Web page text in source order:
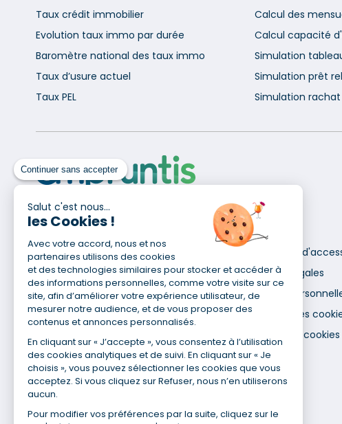
Continuer sans accepter
Salut c'est nous...
les Cookies !
Avec votre accord, nous et nos
partenaires utilisons des cookies
et des technologies similaires pour stocker et accéder à
des informations personnelles, comme votre visite sur ce
site, afin d’améliorer votre expérience utilisateur, de
mesurer notre audience, et de vous proposer des
contenus et annonces personnalisés.
En cliquant sur « J’accepte », vous consentez à l’utilisation
des cookies analytiques et de suivi. En cliquant sur « Je
choisis », vous pouvez sélectionner les cookies que vous
acceptez. Si vous cliquez sur Refuser, nous n’en utiliserons
aucun.
Pour modifier vos préférences par la suite, cliquez sur le
Taux crédit immobilier
Evolution taux immo par durée
Baromètre national des taux immo
Taux d’usure actuel
Taux PEL
Calcul des
Calcul capacité
Simulation
Simulation prêt
Simulation
Pour en savoir plus
Qui sommes-nous ?
Site du Groupe
Nos agences
Nous contacter
Recrutement
Déclaration
Mentions légales
Données
Utilisation des
Gestion des cookies